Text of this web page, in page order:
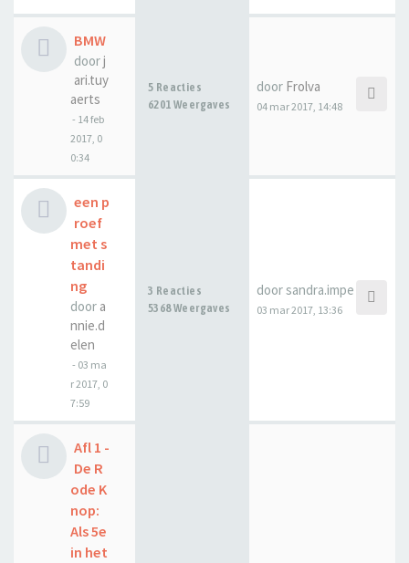
BMW
doorj
ari.tuy
aerts
- 14 feb
2017, 0
0:34
5 Reacties
6201 Weergaves
door Frolva
04 mar 2017, 14:48
een p
roef
met s
tandi
ng
door a
nnie.d
elen
- 03 ma
r 2017, 0
7:59
3 Reacties
5368 Weergaves
doorsandra.impe
03 mar 2017, 13:36
Afl 1 -
De R
ode K
nop:
Als 5e
in het